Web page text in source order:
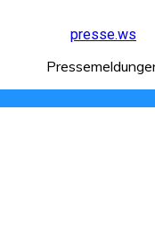
presse.ws